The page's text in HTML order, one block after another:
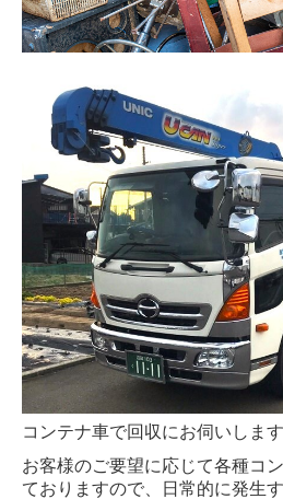
コンテナ車で回収にお伺いします
お客様のご要望に応じて各種コ
ておりますので、日常的に発生